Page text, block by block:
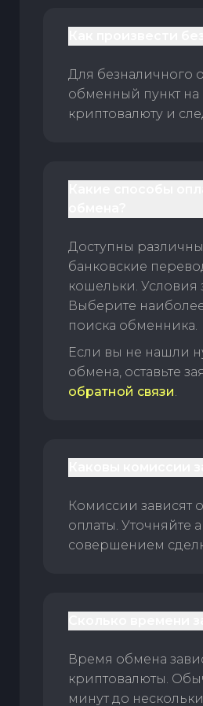
Для безналичного
обменный пункт
криптовалюту и
Доступны
банковские
кошельки. Условия
Выберите
поиска обменника.
Если вы не нашли
обмена, оставьте
обратной связи.
Комиссии зависят
оплаты. Уточняйте
совершением
Время обмена
криптовалюты.
минут до